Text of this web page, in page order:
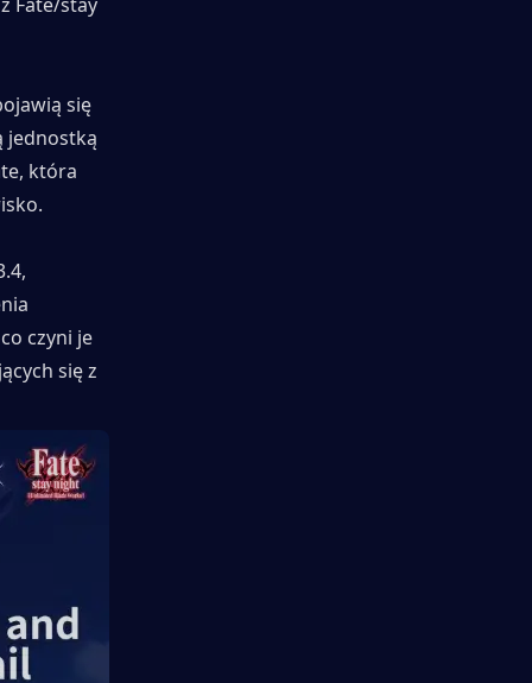
się
jednostką
która
czyni je
się z